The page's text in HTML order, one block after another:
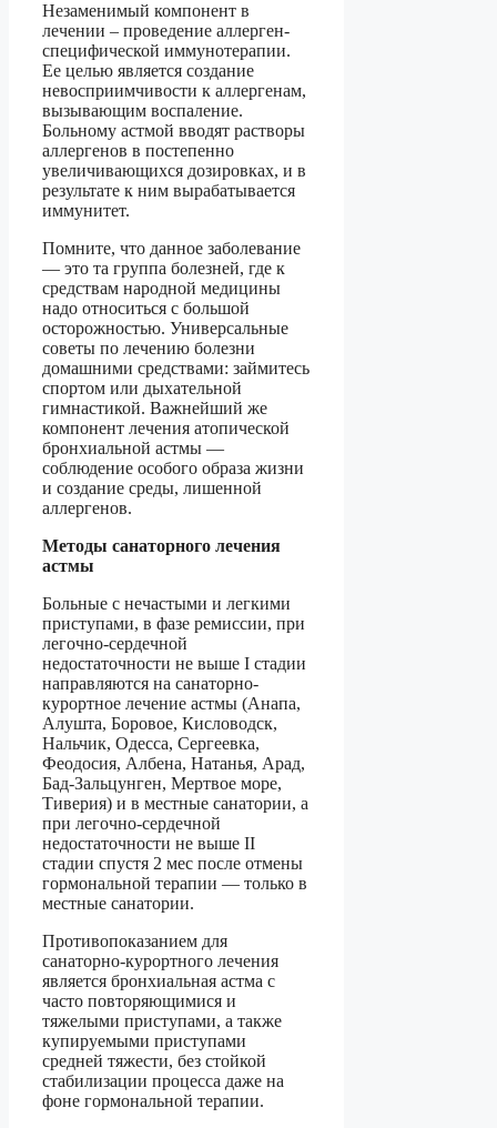
Незаменимый компонент в
лечении – проведение аллерген-
специфической иммунотерапии.
Ее целью является создание
невосприимчивости к аллергенам,
вызывающим воспаление.
Больному астмой вводят растворы
аллергенов в постепенно
увеличивающихся дозировках, и в
результате к ним вырабатывается
иммунитет.
Помните, что данное заболевание
— это та группа болезней, где к
средствам народной медицины
надо относиться с большой
осторожностью. Универсальные
советы по лечению болезни
домашними средствами: займитесь
спортом или дыхательной
гимнастикой. Важнейший же
компонент лечения атопической
бронхиальной астмы —
соблюдение особого образа жизни
и создание среды, лишенной
аллергенов.
Методы санаторного лечения
астмы
Больные с нечастыми и легкими
приступами, в фазе ремиссии, при
легочно-сердечной
недостаточности не выше I стадии
направляются на санаторно-
курортное лечение астмы (Анапа,
Алушта, Боровое, Кисловодск,
Нальчик, Одесса, Сергеевка,
Феодосия, Албена, Натанья, Арад,
Бад-Зальцунген, Мертвое море,
Тиверия) и в местные санатории, а
при легочно-сердечной
недостаточности не выше II
стадии спустя 2 мес после отмены
гормональной терапии — только в
местные санатории.
Противопоказанием для
санаторно-курортного лечения
является бронхиальная астма с
часто повторяющимися и
тяжелыми приступами, а также
купируемыми приступами
средней тяжести, без стойкой
стабилизации процесса даже на
фоне гормональной терапии.